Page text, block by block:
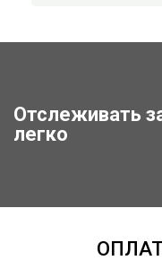
Отслеживать
легко